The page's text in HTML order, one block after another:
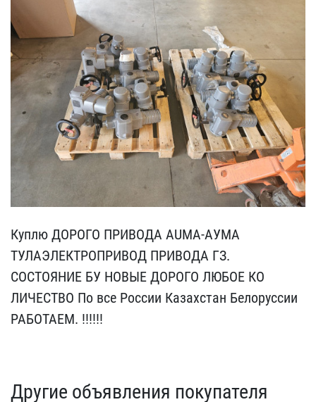
Куплю ДОРОГО ПРИВОДА AUM​A-АУМА
ТУЛАЭЛЕКТРОПРИВОД​ ПРИВОДА ГЗ.
СОСТОЯНИЕ ​БУ НОВЫЕ ДОРОГО ЛЮБОЕ КО​
ЛИЧЕСТВО По все России К​азахстан Белоруссии
РАБ​ОТАЕМ. !!!!!!
Другие объявления покупателя